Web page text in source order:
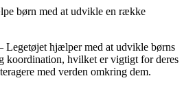
børn med at udvikle en række
Legetøjet hjælper med at udvikle børns
koordination, hvilket er vigtigt for deres
med verden omkring dem.